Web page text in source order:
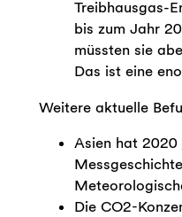
Treibhausgas-
bis zum Jahr
müssten sie
Das ist eine
Weitere aktuelle
Asien hat 2020
Die CO2-